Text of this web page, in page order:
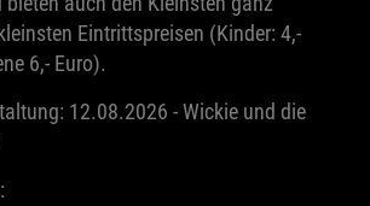
Eintrittspreisen (Kinder: 4,-
6,- Euro).
12.08.2026 - Wickie und die